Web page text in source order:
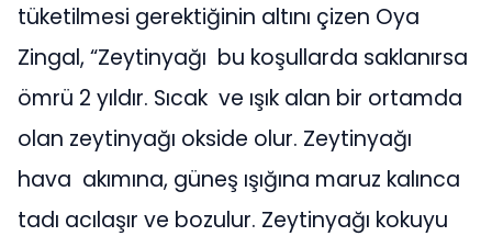
tüketilmesi gerektiğinin altını çizen Oya
Zingal, “Zeytinyağı bu koşullarda saklanırsa
ömrü 2 yıldır. Sıcak ve ışık alan bir ortamda
olan zeytinyağı okside olur. Zeytinyağı
hava akımına, güneş ışığına maruz kalınca
tadı acılaşır ve bozulur. Zeytinyağı kokuyu